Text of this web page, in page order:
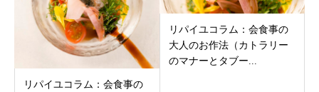
リパイユコラム：会食事の
リパイユコラム：会食事の
大人のお作法（カトラリー
のマナーとタブー...